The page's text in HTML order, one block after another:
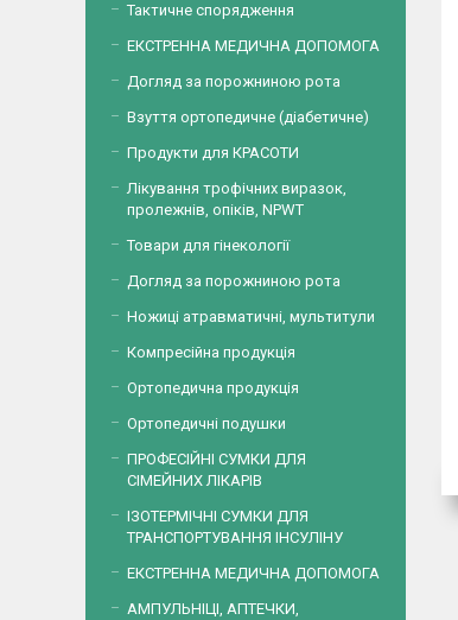
Тактичне спорядження
ЕКСТРЕННА МЕДИЧНА ДОПОМОГА
Догляд за порожниною рота
Взуття ортопедичне (діабетичне)
Продукти для КРАСОТИ
Лікування трофічних виразок,
пролежнів, опіків, NPWT
Товари для гінекології
Догляд за порожниною рота
Ножиці атравматичні, мультитули
Компресійна продукція
Ортопедична продукція
Ортопедичні подушки
ПРОФЕСІЙНІ СУМКИ ДЛЯ
СІМЕЙНИХ ЛІКАРІВ
ІЗОТЕРМІЧНІ СУМКИ ДЛЯ
ТРАНСПОРТУВАННЯ ІНСУЛІНУ
ЕКСТРЕННА МЕДИЧНА ДОПОМОГА
АМПУЛЬНІЦІ, АПТЕЧКИ,